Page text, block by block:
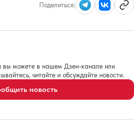
Поделиться:
вы можете в нашем Дзен-канале или
читайте и обсуждайте новости.
новость